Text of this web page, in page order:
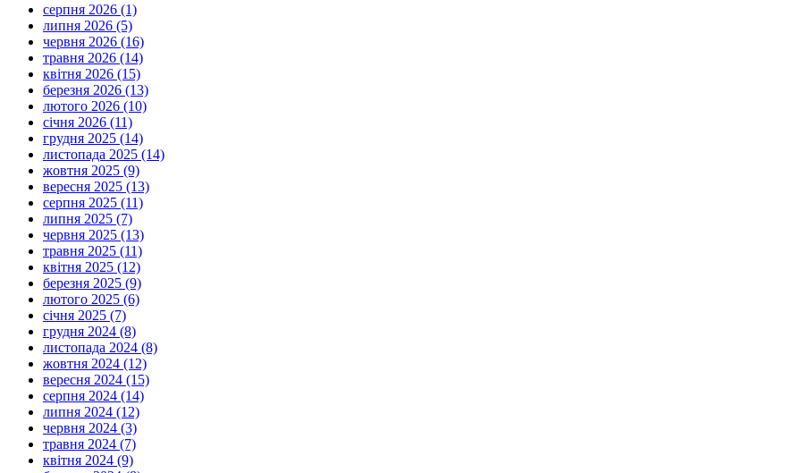
серпня 2026 (1)
липня 2026 (5)
червня 2026 (16)
травня 2026 (14)
квітня 2026 (15)
березня 2026 (13)
лютого 2026 (10)
січня 2026 (11)
грудня 2025 (14)
листопада 2025 (14)
жовтня 2025 (9)
вересня 2025 (13)
серпня 2025 (11)
липня 2025 (7)
червня 2025 (13)
травня 2025 (11)
квітня 2025 (12)
березня 2025 (9)
лютого 2025 (6)
січня 2025 (7)
грудня 2024 (8)
листопада 2024 (8)
жовтня 2024 (12)
вересня 2024 (15)
серпня 2024 (14)
липня 2024 (12)
червня 2024 (3)
травня 2024 (7)
квітня 2024 (9)